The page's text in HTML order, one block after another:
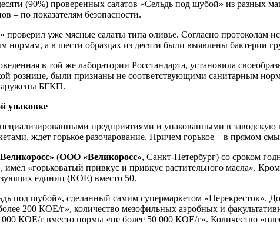
(90%) проверенных салатов «Сельдь под шубой» из разных
– по показателям безопасности.
уже мясные салаты типа оливье. Согласно протоколам
нормам, а в шести образцах из десяти были выявлены бактерии
в той же лаборатории Росстандарта, установила
рознице, были признаны не соответствующими санитарным
БГКП.
упаковке
предприятиями и упакованными в
ждет горькое разочарование. Причем горькое – в прямом
(ООО «Великоросс», Санкт-Петербург) со сроком
, имел «горьковатый привкус и привкус растительного масла».
единиц (КОЕ) вместо 50.
под шубой», сделанный самим супермаркетом «Перекресток».
200 КОЕ/г», количество мезофильных аэробных и
КОЕ/г вместо нормы «не более 50 000 КОЕ/г». Количество